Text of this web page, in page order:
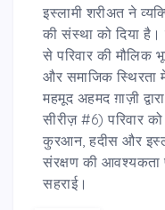
इस्लामी शरीअत ने
की संस्था को दिया
से परिवार की मौलिक
और समाजिक स्थिरता
महमूद अहमद ग़ाज़ी
सीरीज़ #6) परिवार
कुरआन, हदीस और
संरक्षण की आवश्यकता
सहराई।